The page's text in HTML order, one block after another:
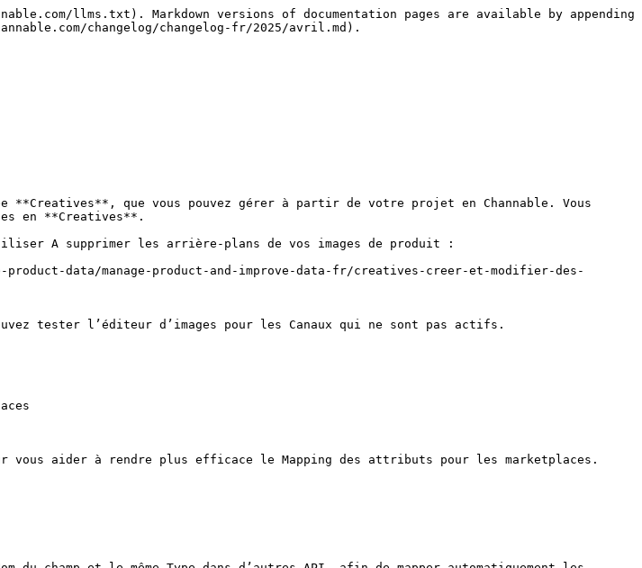
llms.txt). Markdown versions of documentation pages are available by appending
changelog/changelog-fr/2025/avril.md).
que vous pouvez gérer à partir de votre projet en Channable. Vous
en **Creatives**.
A supprimer les arrière-plans de vos images de produit :
product-data/manage-product-and-improve-data-fr/creatives-creer-et-modifier-des-
tester l’éditeur d’images pour les Canaux qui ne sont pas actifs.
vous aider à rendre plus efficace le Mapping des attributs pour les marketplaces.